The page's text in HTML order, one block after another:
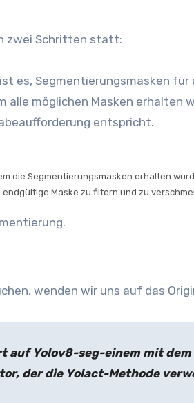
zwei Schritten statt:
es, Segmentierungsmasken für
alle möglichen Masken erhalten
entspricht.
die Segmentierungsmasken erhalten
endgültige Maske zu filtern und zu
wenden wir uns auf das
auf Yolov8-seg-einem mit
der die Yolact-Methode